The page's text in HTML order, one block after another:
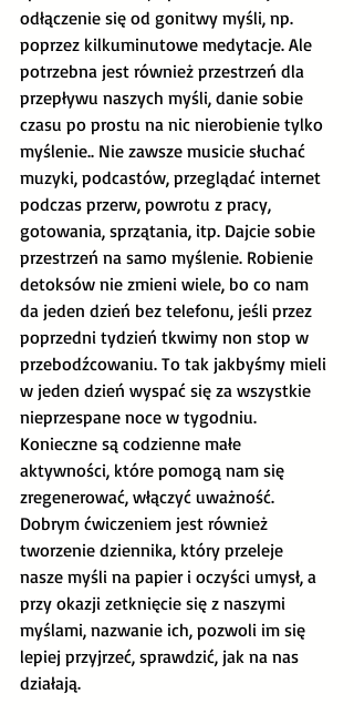
odłączenie się od gonitwy myśli, np.
poprzez kilkuminutowe medytacje. Ale
potrzebna jest również przestrzeń dla
przepływu naszych myśli, danie sobie
czasu po prostu na nic nierobienie tylko
myślenie.. Nie zawsze musicie słuchać
muzyki, podcastów, przeglądać internet
podczas przerw, powrotu z pracy,
gotowania, sprzątania, itp. Dajcie sobie
przestrzeń na samo myślenie. Robienie
detoksów nie zmieni wiele, bo co nam
da jeden dzień bez telefonu, jeśli przez
poprzedni tydzień tkwimy non stop w
przebodźcowaniu. To tak jakbyśmy mieli
w jeden dzień wyspać się za wszystkie
nieprzespane noce w tygodniu.
Konieczne są codzienne małe
aktywności, które pomogą nam się
zregenerować, włączyć uważność.
Dobrym ćwiczeniem jest również
tworzenie dziennika, który przeleje
nasze myśli na papier i oczyści umysł, a
przy okazji zetknięcie się z naszymi
myślami, nazwanie ich, pozwoli im się
lepiej przyjrzeć, sprawdzić, jak na nas
działają.